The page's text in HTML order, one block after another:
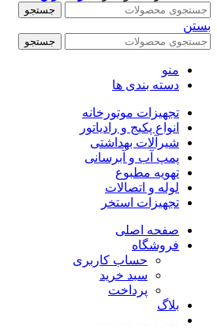
جستجو
بستن
جستجو
منو
دسته بندی ها
تجهیزات موتورخانه
انواع پکیج و رادیاتور
شیرآلات بهداشتی
پمپ آب و آبرسانی
تهویه مطبوع
لوله و اتصالات
تجهیزات استخر
صفحه اصلی
فروشگاه
حساب کاربری
سبد خرید
پرداخت
بلاگ